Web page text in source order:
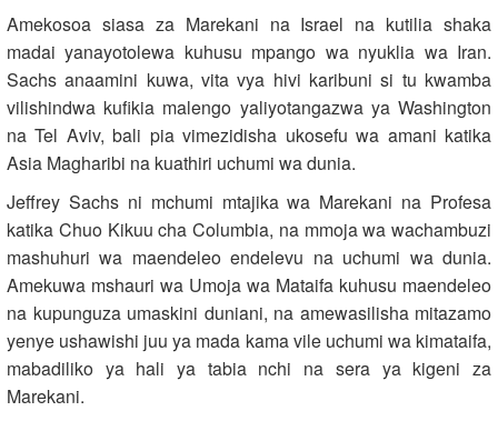
Amekosoa siasa za Marekani na Israel na kutilia shaka
madai yanayotolewa kuhusu mpango wa nyuklia wa Iran.
Sachs anaamini kuwa, vita vya hivi karibuni si tu kwamba
vilishindwa kufikia malengo yaliyotangazwa ya Washington
na Tel Aviv, bali pia vimezidisha ukosefu wa amani katika
Asia Magharibi na kuathiri uchumi wa dunia.
Jeffrey Sachs ni mchumi mtajika wa Marekani na Profesa
katika Chuo Kikuu cha Columbia, na mmoja wa wachambuzi
mashuhuri wa maendeleo endelevu na uchumi wa dunia.
Amekuwa mshauri wa Umoja wa Mataifa kuhusu maendeleo
na kupunguza umaskini duniani, na amewasilisha mitazamo
yenye ushawishi juu ya mada kama vile uchumi wa kimataifa,
mabadiliko ya hali ya tabia nchi na sera ya kigeni za
Marekani.